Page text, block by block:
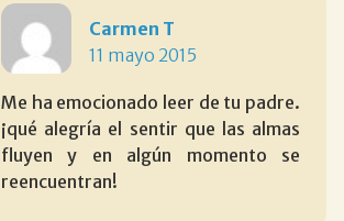
Carmen T
11 mayo 2015
Me ha emocionado leer de tu padre.
¡qué alegría el sentir que las almas
fluyen y en algún momento se
reencuentran!